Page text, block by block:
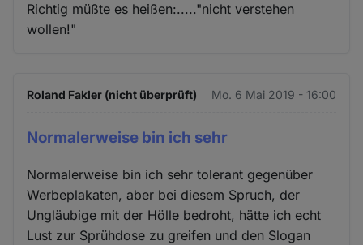
Richtig müßte es heißen:....."nicht verstehen
wollen!"
Roland Fakler (nicht überprüft) Mo. 6 Mai 2019 - 16:00
Normalerweise bin ich sehr
Normalerweise bin ich sehr tolerant gegenüber
Werbeplakaten, aber bei diesem Spruch, der
Ungläubige mit der Hölle bedroht, hätte ich echt
Lust zur Sprühdose zu greifen und den Slogan